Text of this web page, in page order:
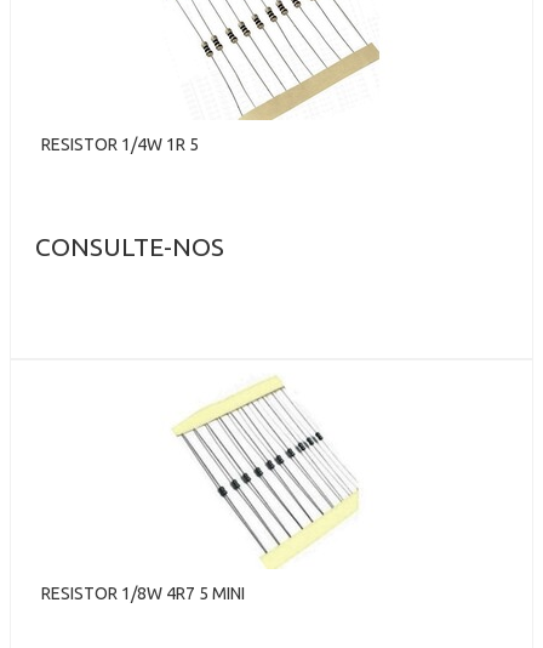
RESISTOR 1/4W 1R 5
CONSULTE-NOS
RESISTOR 1/8W 4R7 5 MINI